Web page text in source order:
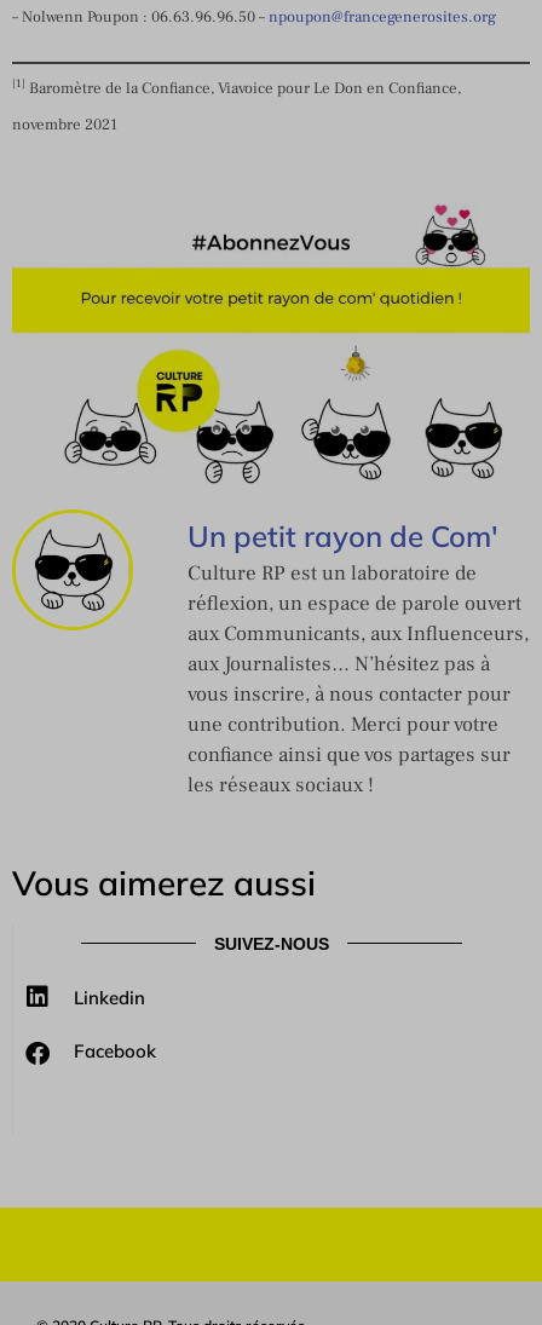
– Nolwenn Poupon : 06.63.96.96.50 –npoupon@francegenerosites.org
[1] Baromètre de la Confiance, Viavoice pour Le Don en Confiance,
novembre 2021
Un petit rayon de Com'
Culture RP est un laboratoire de
réflexion, un espace de parole ouvert
aux Communicants, aux Influenceurs,
aux Journalistes… N’hésitez pas à
vous inscrire, à nous contacter pour
une contribution. Merci pour votre
confiance ainsi que vos partages sur
les réseaux sociaux !
Vous aimerez aussi
SUIVEZ-NOUS
Linkedin
Facebook